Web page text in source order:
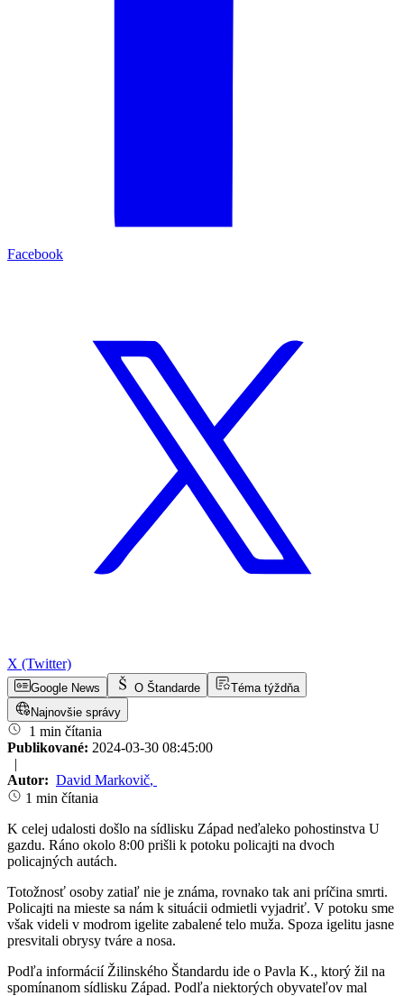
Facebook
X (Twitter)
Google News O Štandarde
Téma týždňa
Najnovšie správy
1 min čítania
Publikované: 2024-03-30 08:45:00
|
Autor: David Markovič,
1 min čítania
K celej udalosti došlo na sídlisku Západ neďaleko pohostinstva U
gazdu. Ráno okolo 8:00 prišli k potoku policajti na dvoch
policajných autách.
Totožnosť osoby zatiaľ nie je známa, rovnako tak ani príčina smrti.
Policajti na mieste sa nám k situácii odmietli vyjadriť. V potoku sme
však videli v modrom igelite zabalené telo muža. Spoza igelitu jasne
presvitali obrysy tváre a nosa.
Podľa informácií Žilinského Štandardu ide o Pavla K., ktorý žil na
spomínanom sídlisku Západ. Podľa niektorých obyvateľov mal